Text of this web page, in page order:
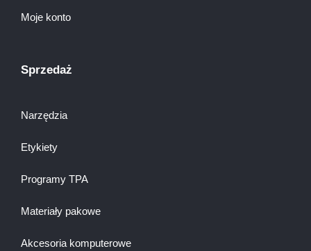
Moje konto
Sprzedaż
Narzędzia
Etykiety
Programy TPA
Materiały pakowe
Akcesoria komputerowe